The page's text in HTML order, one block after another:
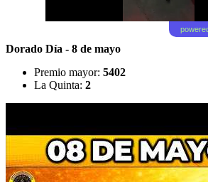
Dorado Día - 8 de mayo
Premio mayor: 5402
La Quinta: 2